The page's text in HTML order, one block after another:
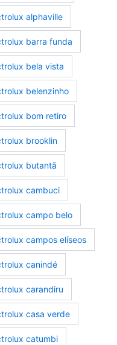
alphaville
barra funda
bela vista
belenzinho
bom retiro
brooklin
butantã
cambuci
campo belo
campos elíseos
canindé
carandiru
casa verde
catumbi